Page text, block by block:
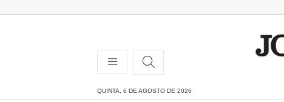
QUINTA, 6 DE AGOSTO DE 2026